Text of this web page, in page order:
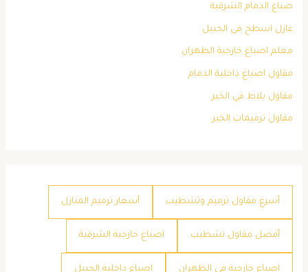
صباغ الدمام الشرقية
عازل اسطح في الجبيل
معلم اصباغ خارجية الظهران
مقاول اصباغ داخلية الدمام
مقاول بلاط في الخبر
مقاول ترميمات الخبر
أسرع مقاول ترميم وتشطيب أسعار ترميم المنازل
أفضل مقاول تشطيب اصباغ خارجية الشرقية
اصباغ خارجية في الظهران اصباغ داخلية الجبيل